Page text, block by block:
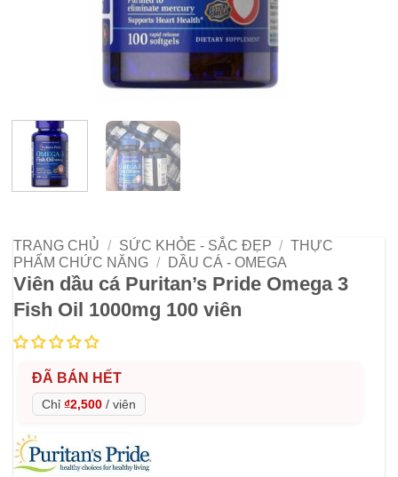
TRANG CHỦ / SỨC KHỎE - SẮC ĐẸP / THỰC
PHẨM CHỨC NĂNG / DẦU CÁ - OMEGA
Viên dầu cá Puritan’s Pride Omega 3
Fish Oil 1000mg 100 viên
ĐÃ BÁN HẾT
Chỉ ₫2,500 / viên